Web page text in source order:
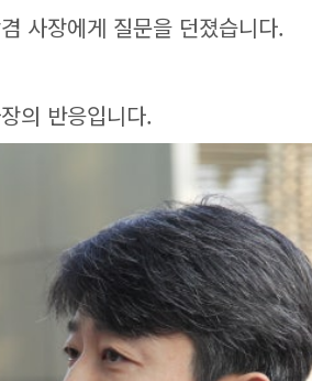
사장에게 질문을 던졌습니다.
의 반응입니다.